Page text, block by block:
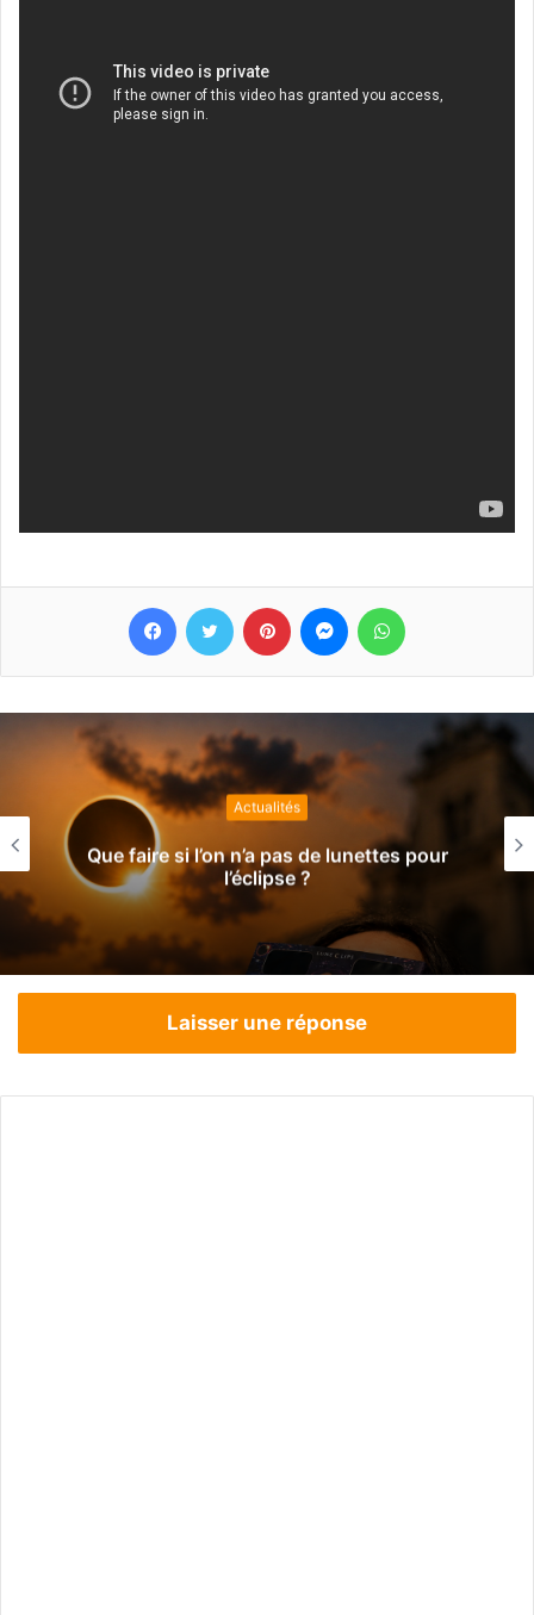
FacebookTwitter Pinterest Messenger
Actualités
À quelle fréquence une personne âgée
elle se doucher ?
Laisser une réponse